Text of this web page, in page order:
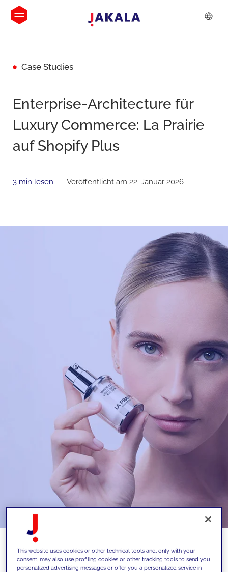
Case Studies
Enterprise-Architecture für
Luxury Commerce: La Prairie
auf Shopify Plus
3 min lesen Veröffentlicht am 22. Januar 2026
This website uses cookies or other technical tools and, only with your
consent, may also use profiling cookies or other tracking tools to send you
personalized advertising messages or offer you a personalized service in